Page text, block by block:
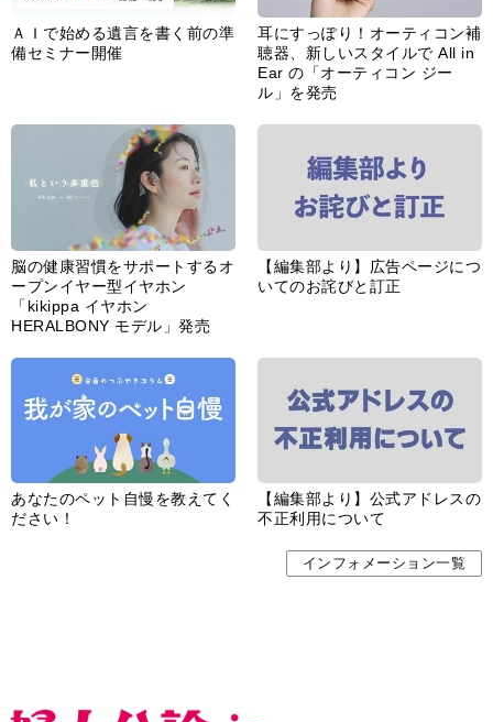
ＡＩで始める遺言を書く前の準
備セミナー開催
耳にすっぽり！オーティコン補
聴器、新しいスタイルで All in
Ear の「オーティコン ジー
ル」を発売
脳の健康習慣をサポートするオ
ープンイヤー型イヤホン
「kikippa イヤホン
HERALBONY モデル」発売
【編集部より】広告ページにつ
いてのお詫びと訂正
あなたのペット自慢を教えてく
ださい！
【編集部より】公式アドレスの
不正利用について
インフォメーション一覧